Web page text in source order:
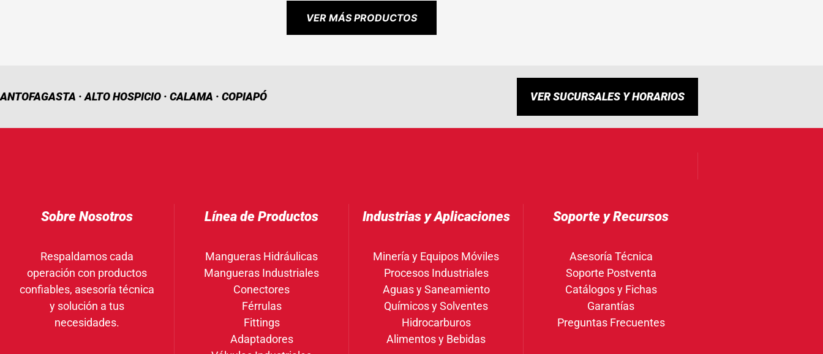
VER MÁS PRODUCTOS
ANTOFAGASTA · ALTO HOSPICIO · CALAMA · COPIAPÓ VER SUCURSALES Y HORARIOS
Sobre Nosotros
Respaldamos cada
operación con productos
confiables, asesoría técnica
y solución a tus
necesidades.
Línea de Productos
Mangueras Hidráulicas
Mangueras Industriales
Conectores
Férrulas
Fittings
Adaptadores
Industrias y Aplicaciones
Minería y Equipos Móviles
Procesos Industriales
Aguas y Saneamiento
Químicos y Solventes
Hidrocarburos
Alimentos y Bebidas
Soporte y Recursos
Asesoría Técnica
Soporte Postventa
Catálogos y Fichas
Garantías
Preguntas Frecuentes